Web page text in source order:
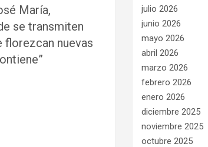
María,
se transmiten
florezcan nuevas
julio 2026
junio 2026
mayo 2026
abril 2026
marzo 2026
febrero 2026
enero 2026
diciembre 2025
noviembre 2025
octubre 2025